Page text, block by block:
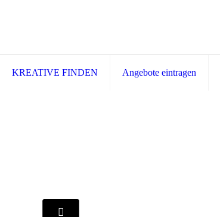
KREATIVE FINDEN Angebote eintragen